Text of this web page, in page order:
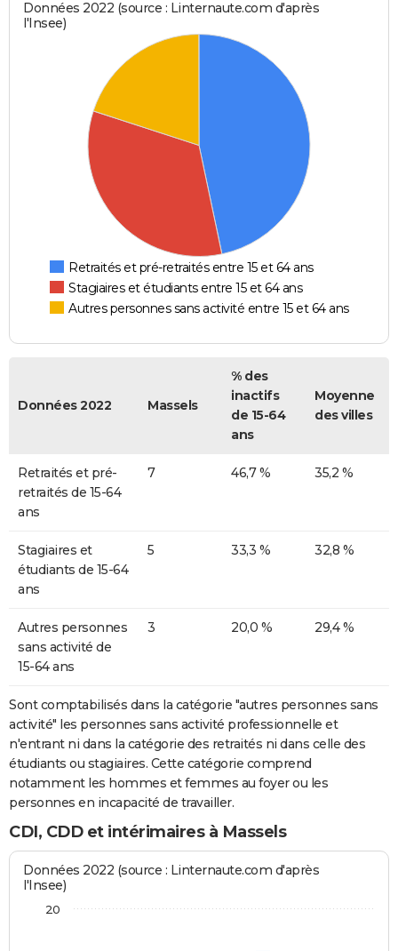
Données 2022 (source : Linternaute.com d'après
l'Insee)
Retraités et pré-retraités entre 15 et 64 ans
Stagiaires et étudiants entre 15 et 64 ans
Autres personnes sans activité entre 15 et 64 ans
Données 2022 Massels
% des
inactifs
de 15-64
ans
Moyenne
des villes
Retraités et pré-
retraités de 15-64
ans
7 46,7 % 35,2 %
Stagiaires et
étudiants de 15-64
ans
5 33,3 % 32,8 %
Autres personnes
sans activité de
15-64 ans
3 20,0 % 29,4 %
Sont comptabilisés dans la catégorie "autres personnes sans
activité" les personnes sans activité professionnelle et
n'entrant ni dans la catégorie des retraités ni dans celle des
étudiants ou stagiaires. Cette catégorie comprend
notamment les hommes et femmes au foyer ou les
personnes en incapacité de travailler.
CDI, CDD et intérimaires à Massels
Données 2022 (source : Linternaute.com d'après
l'Insee)
20